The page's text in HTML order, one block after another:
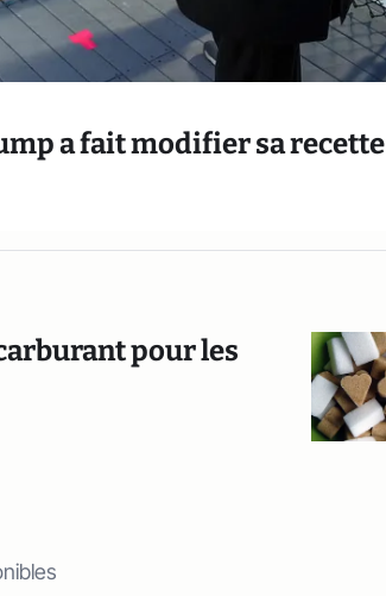
a fait modifier sa recette
pour les